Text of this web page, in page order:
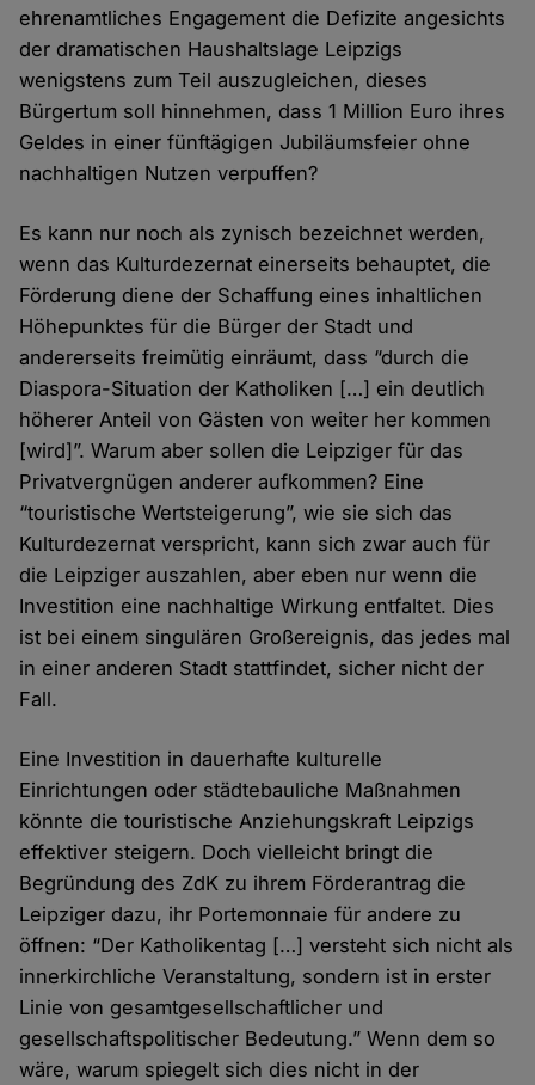
ehrenamtliches Engagement die Defizite angesichts
der dramatischen Haushaltslage Leipzigs
wenigstens zum Teil auszugleichen, dieses
Bürgertum soll hinnehmen, dass 1 Million Euro ihres
Geldes in einer fünftägigen Jubiläumsfeier ohne
nachhaltigen Nutzen verpuffen?
Es kann nur noch als zynisch bezeichnet werden,
wenn das Kulturdezernat einerseits behauptet, die
Förderung diene der Schaffung eines inhaltlichen
Höhepunktes für die Bürger der Stadt und
andererseits freimütig einräumt, dass “durch die
Diaspora-Situation der Katholiken […] ein deutlich
höherer Anteil von Gästen von weiter her kommen
[wird]”. Warum aber sollen die Leipziger für das
Privatvergnügen anderer aufkommen? Eine
“touristische Wertsteigerung”, wie sie sich das
Kulturdezernat verspricht, kann sich zwar auch für
die Leipziger auszahlen, aber eben nur wenn die
Investition eine nachhaltige Wirkung entfaltet. Dies
ist bei einem singulären Großereignis, das jedes mal
in einer anderen Stadt stattfindet, sicher nicht der
Fall.
Eine Investition in dauerhafte kulturelle
Einrichtungen oder städtebauliche Maßnahmen
könnte die touristische Anziehungskraft Leipzigs
effektiver steigern. Doch vielleicht bringt die
Begründung des ZdK zu ihrem Förderantrag die
Leipziger dazu, ihr Portemonnaie für andere zu
öffnen: “Der Katholikentag […] versteht sich nicht als
innerkirchliche Veranstaltung, sondern ist in erster
Linie von gesamtgesellschaftlicher und
gesellschaftspolitischer Bedeutung.” Wenn dem so
wäre, warum spiegelt sich dies nicht in der